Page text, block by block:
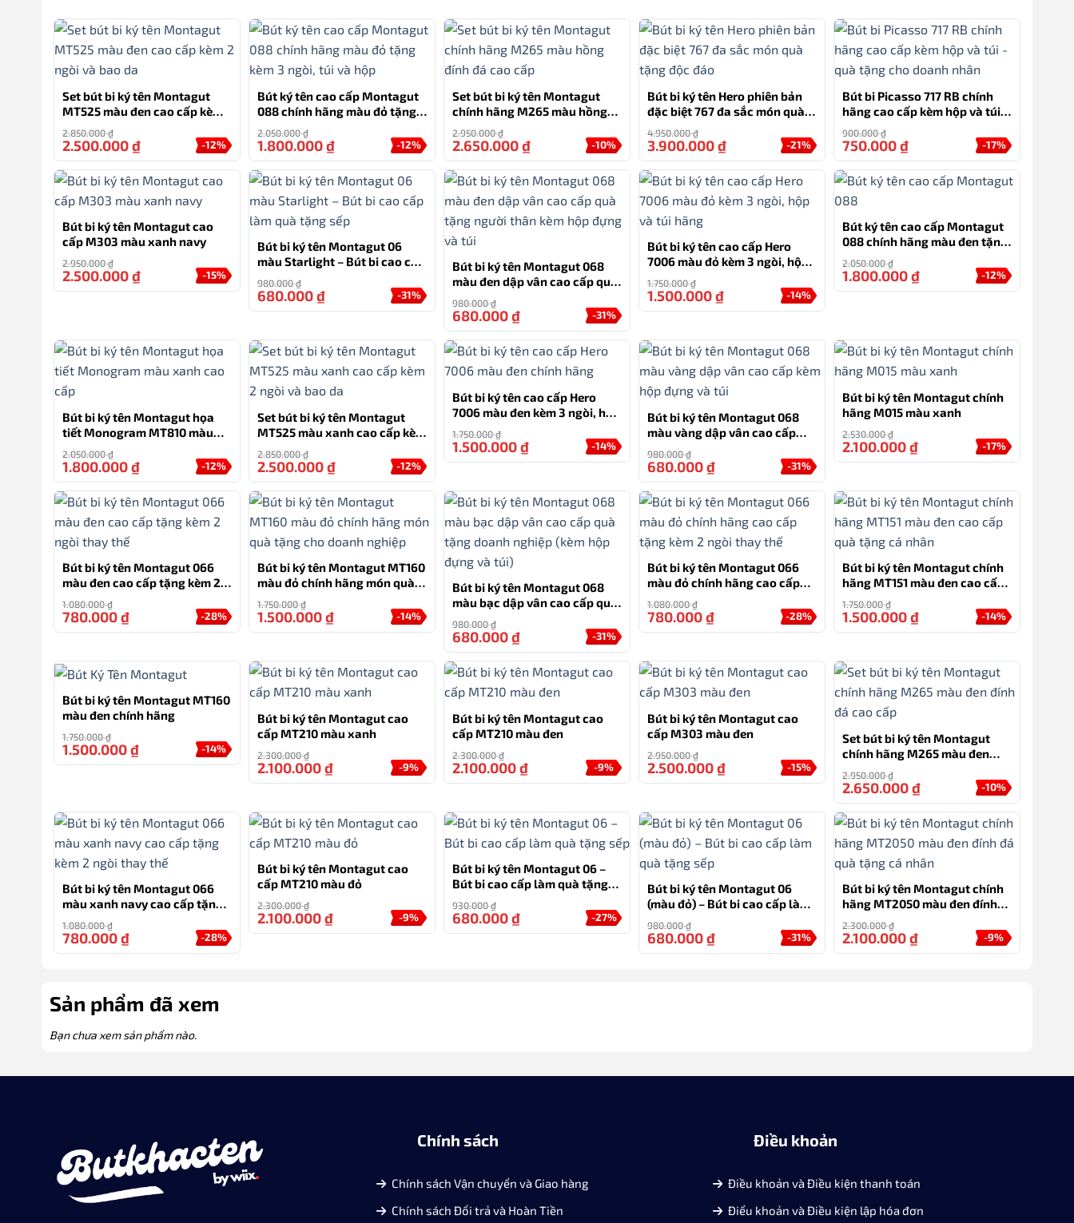
Mang sắc xanh cổ điển, ngòi bi mượt mà 1.0mm chuyên dùng để ký tên, thiết kế thanh lịch cùng bao da và hộp
đựng cao cấp – đây là món quà sang trọng mà bạn có thể dành tặng cho sếp, đối tác, người thân yêu hoặc
chính bản thân mình như một cách ghi nhận những bước tiến quan trọng trong cuộc sống.
Bộ quà tặng bút ký ParKer SON GREEN SB CT 2169365 kèm bao da
Ra đời năm 1888 tại Anh quốc, Parker là thương hiệu bút ký được hàng triệu người yêu thích, từ giới chính
khách, doanh nhân đến các nhà văn, nghệ sĩ. Nổi tiếng với công nghệ ngòi tiên tiến, thiết kế thanh lịch và độ
bền đỉnh cao, Parker không đơn thuần là một chiếc bút – đó là một phần của di sản văn hóa viết tay thế giới.
Dòng Sonnet là dòng sản phẩm cao cấp nhất của Parker, được ví như “nghệ thuật viết tay đích thực”. Với thiết
kế cổ điển, vật liệu tuyển chọn và ngòi viết siêu mượt, mỗi cây bút Sonnet là một tuyệt tác kết hợp giữa
truyền thống, đẳng cấp và tinh tế – dành riêng cho những người am hiểu giá trị và yêu cái đẹp tối giản.
Thương hiệu: Parker
Dòng sản phẩm: Parker Sonnet
Loại bút: Bút bi
Cỡ ngòi: 1.0 mm | Mực: xanh (chuyên ký tên)
Bộ quà gồm: 01 Bút, 01 ngòi, 01 bao da; hộp đựng bảo quản bên ngoài
Phiên bản SON GREEN SB CT 2169365 sở hữu lớp sơn phủ màu xanh lục đậm, mang hơi hướng cổ điển nhưng
không kém phần hiện đại. Sắc xanh gợi nhớ đến màu rừng già, biểu trưng cho trí tuệ, sự điềm tĩnh và chiều
sâu nội tâm – đặc biệt phù hợp với người lãnh đạo, cố vấn, nhà văn hoặc người yêu triết lý sống đơn giản
nhưng tinh tế.
Set bút bi ký tên Montagut
MT525 màu đen cao cấp kèm
2.850.000₫
-12%
2.500.000₫
Bút ký tên cao cấp Montagut
088 chính hãng màu đỏ tặng
2.050.000₫
-12%
1.800.000₫
Set bút bi ký tên Montagut
chính hãng M265 màu hồng
2.950.000₫
-10%
2.650.000₫
Bút bi ký tên Hero phiên bản
đặc biệt 767 đa sắc món quà
4.950.000₫
-21%
3.900.000₫
Bút bi Picasso 717 RB chính
hãng cao cấp kèm hộp và túi –
900.000₫
-17%
750.000₫
Bút bi ký tên Montagut cao
cấp M303 màu xanh navy
2.950.000₫
-15%
2.500.000₫
Bút bi ký tên Montagut 06
màu Starlight – Bút bi cao cấp
làm quà tặng sếp
980.000₫
-31%
680.000₫
Bút bi ký tên Montagut 068
màu đen dập vân cao cấp quà
tặng người thân kèm hộp
đựng và túi
980.000₫
-31%
680.000₫
Bút bi ký tên cao cấp Hero
7006 màu đỏ kèm 3 ngòi, hộp
và túi hãng
1.750.000₫
-14%
1.500.000₫
Bút ký tên cao cấp Montagut
088 chính hãng màu đen tặng
kèm 3 ngòi, túi và hộp
2.050.000₫
-12%
1.800.000₫
Bút bi ký tên Montagut họa
tiết Monogram MT810 màu
2.050.000₫
-12%
1.800.000₫
Set bút bi ký tên Montagut
MT525 màu xanh cao cấp kèm
2.850.000₫
-12%
2.500.000₫
Bút bi ký tên cao cấp Hero
7006 màu đen kèm 3 ngòi, hộp
1.750.000₫
-14%
1.500.000₫
Bút bi ký tên Montagut 068
màu vàng dập vân cao cấp
980.000₫
-31%
680.000₫
Bút bi ký tên Montagut chính
hãng M015 màu xanh
2.530.000₫
-17%
2.100.000₫
Bút bi ký tên Montagut 066
màu đen cao cấp tặng kèm 2
ngòi thay thế
1.080.000₫
-28%
780.000₫
Bút bi ký tên Montagut MT160
màu đỏ chính hãng món quà
tặng cho doanh nghiệp
1.750.000₫
-14%
1.500.000₫
Bút bi ký tên Montagut 068
màu bạc dập vân cao cấp quà
tặng doanh nghiệp (kèm hộp
đựng và túi)
980.000₫
-31%
680.000₫
Bút bi ký tên Montagut 066
màu đỏ chính hãng cao cấp
tặng kèm 2 ngòi thay thế
1.080.000₫
-28%
780.000₫
Bút bi ký tên Montagut chính
hãng MT151 màu đen cao cấp
quà tặng cá nhân
1.750.000₫
-14%
1.500.000₫
Bút bi ký tên Montagut MT160
màu đen chính hãng
1.750.000₫
-14%
1.500.000₫
Bút bi ký tên Montagut cao
cấp MT210 màu xanh
2.300.000₫
-9%
2.100.000₫
Bút bi ký tên Montagut cao
cấp MT210 màu đen
2.300.000₫
-9%
2.100.000₫
Bút bi ký tên Montagut cao
cấp M303 màu đen
2.950.000₫
-15%
2.500.000₫
Set bút bi ký tên Montagut
chính hãng M265 màu đen
2.950.000₫
-10%
2.650.000₫
Bút bi ký tên Montagut 066
màu xanh navy cao cấp tặng
kèm 2 ngòi thay thế
1.080.000₫
-28%
780.000₫
Bút bi ký tên Montagut cao
cấp MT210 màu đỏ
2.300.000₫
-9%
2.100.000₫
Bút bi ký tên Montagut 06 –
Bút bi cao cấp làm quà tặng
sếp
930.000₫
-27%
680.000₫
Bút bi ký tên Montagut 06
(màu đỏ) – Bút bi cao cấp làm
quà tặng sếp
980.000₫
-31%
680.000₫
Bút bi ký tên Montagut chính
hãng MT2050 màu đen đính
đá quà tặng cá nhân
2.300.000₫
-9%
2.100.000₫
Sản phẩm đã xem
Bạn chưa xem sản phẩm nào.
Chính sách
Chính sách Vận chuyển và Giao hàng
Chính sách Đổi trả và Hoàn Tiền
Điều khoản
Điều khoản và Điều kiện thanh toán
Điểu khoản và Điều kiện lập hóa đơn